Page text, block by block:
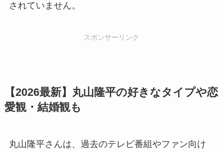
されていません。
スポンサーリンク
【2026最新】丸山隆平の好きなタイプや恋
愛観・結婚観も
丸山隆平さんは、過去のテレビ番組やファン向け